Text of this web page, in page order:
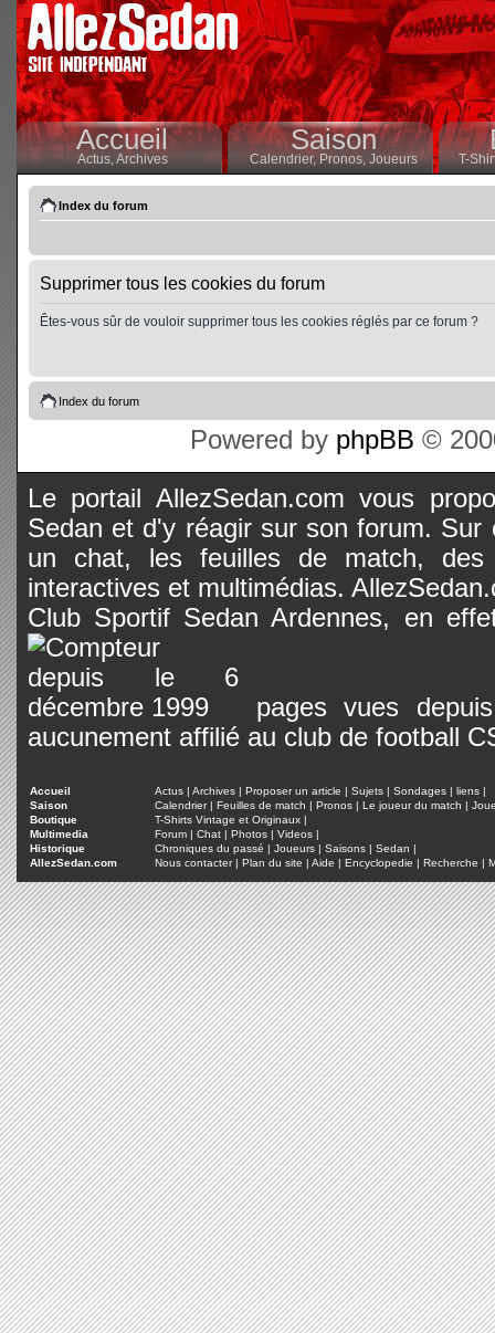
Accueil
Actus,Archives
Saison
Calendrier,Pronos, Joueurs T-
Index du forum
Supprimer tous les cookies du forum
Êtes-vous sûr de vouloir supprimer tous les cookies réglés par ce forum ?
Index du forum
Powered by phpBB ©
Le portail AllezSedan.com vous
Sedan et d'y réagir sur son forum.
un chat, les feuilles de match, des
interactives et multimédias.
Club Sportif Sedan Ardennes, en
pages vues
aucunement affilié au club de football
Accueil Actus | Archives | Proposer un article | Sujets | Sondages | liens |
Saison
Calendrier| Feuilles de match | Pronos | Le joueur du match |
Boutique
T-Shirts Vintage et Originaux |
Multimedia
Forum | Chat | Photos | Videos |
Historique
Chroniques du passé | Joueurs | Saisons | Sedan |
AllezSedan.com
Nous contacter| Plan du site | Aide | Encyclopedie | Recherche |